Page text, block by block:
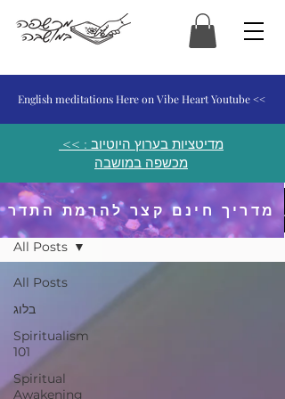
המכשפה במושבה
English meditations Here on Vibe Heart Youtube <<
<< מדיטציות בערוץ היוטיוב :
מכשפה במושבה
פוסטים ומאמרים
All Posts
בלוג
Spiritualism
101
Spiritual
Awakening
All Posts
מדריך חינם קצר להרמת התדר